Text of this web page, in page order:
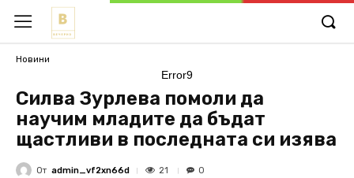
Новини
Error9
Силва Зурлева помоли да
научим младите да бъдат
щастливи в последната си изява
От admin_vf2xn66d 21 0